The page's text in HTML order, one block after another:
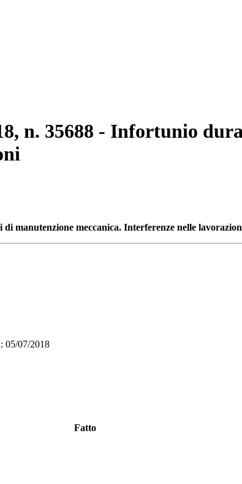
n. 35688 - Infortunio
manutenzione meccanica. Interferenze nelle
05/07/2018
Fatto